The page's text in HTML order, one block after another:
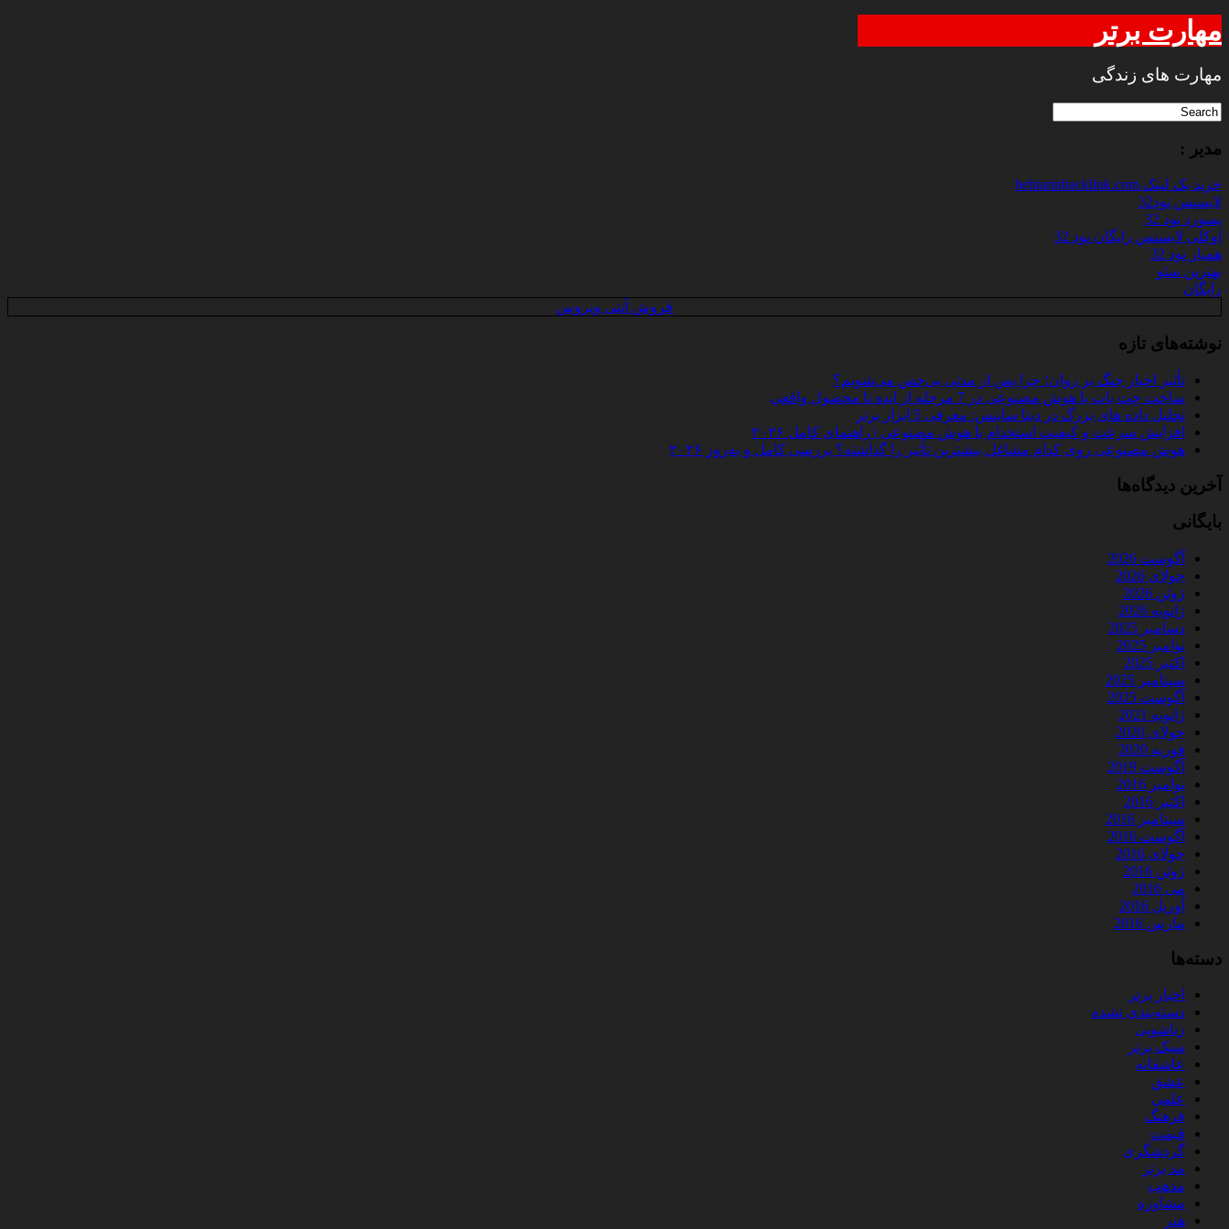
مهارت برتر
مهارت های زندگی
مدیر :
خرید بک لینک behtarinbacklink.com
لایسنس نود32
پسورد نود 32
اوکلی لایسنس رایگان نود 32
همیار نود 32
بهترین سئو
رایگان
فروش آنتی ویروس
نوشته‌های تازه
تأثیر اخبار جنگ بر روان؛ چرا پس از مدتی بی‌حس می‌شویم؟
ساخت چت‌ بات با هوش مصنوعی در 7 مرحله از ایده تا محصول واقعی
تحلیل داده‌ های بزرگ در دیتا ساینس: معرفی 5 ابزار برتر
افزایش سرعت و کیفیت استخدام با هوش مصنوعی | راهنمای کامل ۲۰۲۶
هوش مصنوعی روی کدام مشاغل بیشترین تأثیر را گذاشته؟ بررسی کامل و به‌روز ۲۰۲۶
آخرین دیدگاه‌ها
بایگانی
آگوست 2026
جولای 2026
ژوئن 2026
ژانویه 2026
دسامبر 2025
نوامبر 2025
اکتبر 2025
سپتامبر 2025
آگوست 2025
ژانویه 2021
جولای 2020
فوریه 2020
آگوست 2019
نوامبر 2016
اکتبر 2016
سپتامبر 2016
آگوست 2016
جولای 2016
ژوئن 2016
می 2016
آوریل 2016
مارس 2016
دسته‌ها
اخبار برتر
دسته‌بندی نشده
زناشویی
سبک برتر
عاشقانه
عشق
علمی
فرهنگ
قیمت
گردشگری
مد برتر
مذهب
مشاوره
هنر